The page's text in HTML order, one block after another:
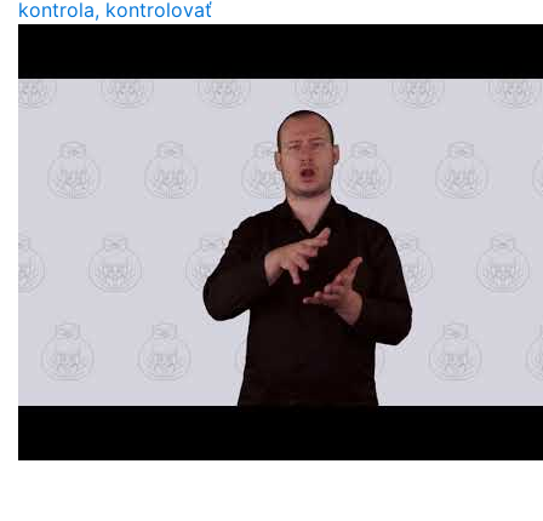
kontrola, kontrolovať